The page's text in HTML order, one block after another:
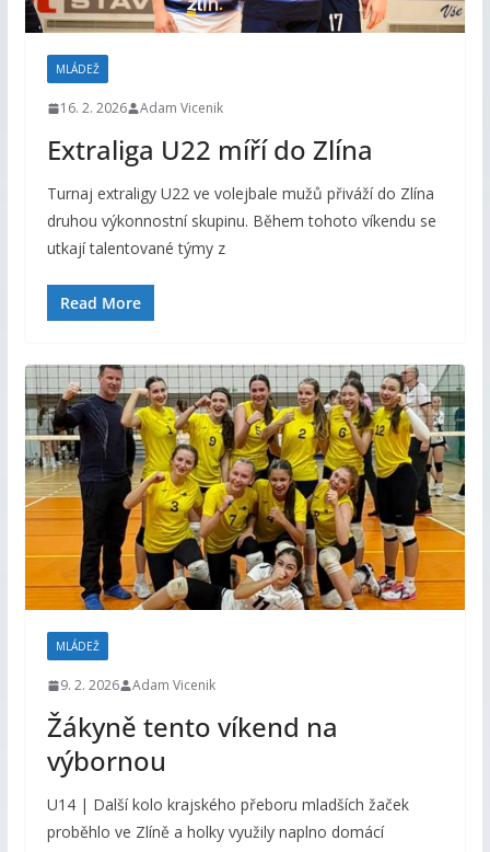
MLÁDEŽ
16. 2. 2026 Adam Vicenik
Extraliga U22 míří do Zlína
Turnaj extraligy U22 ve volejbale mužů přiváží do Zlína
druhou výkonnostní skupinu. Během tohoto víkendu se
utkají talentované týmy z
Read More
MLÁDEŽ
9. 2. 2026 Adam Vicenik
Žákyně tento víkend na
výbornou
U14 | Další kolo krajského přeboru mladších žaček
proběhlo ve Zlíně a holky využily naplno domácí